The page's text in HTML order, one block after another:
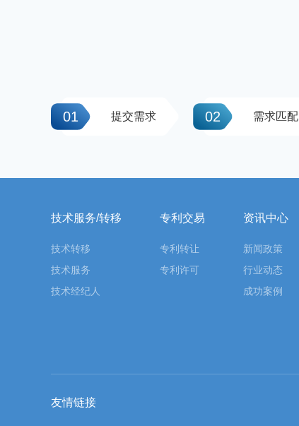
01 提交需求 02 需求匹配
技术服务/转移
技术转移
技术服务
技术经纪人
专利交易
专利转让
专利许可
资讯中心
新闻政策
行业动态
成功案例
友情链接